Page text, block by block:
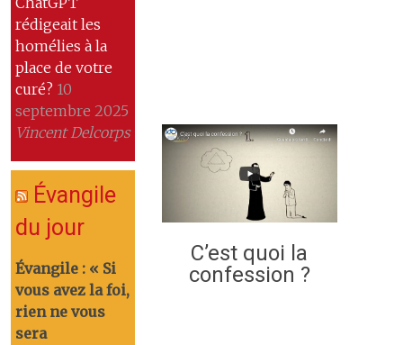
rédigeait les
homélies à la
place de votre
curé? 10
septembre 2025
Vincent Delcorps
Évangile
du jour
Évangile : « Si
vous avez la foi,
rien ne vous
sera
C’est quoi la
confession ?